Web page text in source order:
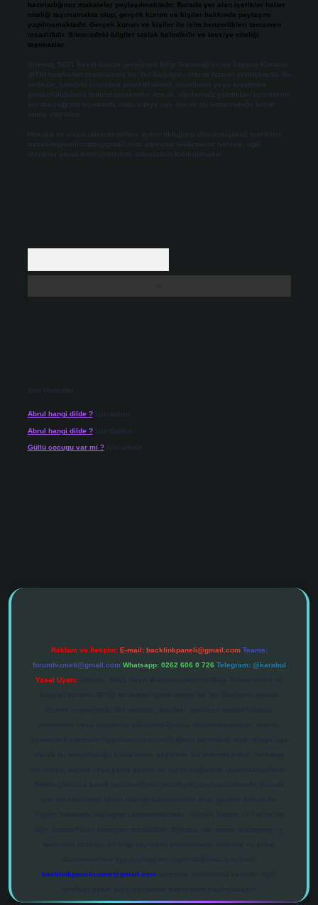
hazırladığımız makaleler paylaşılmaktadır. Burada yer alan içerikler haber
niteliği taşımamakta olup, gerçek kurum ve kişiler hakkında paylaşım
yapılmamaktadır. Gerçek kurum ve kişiler ile isim benzerlikleri tamamen
tesadüfidir. Sitemizdeki bilgiler taslak halindedir ve tavsiye niteliği
taşımazlar.
Sitemiz, 5651 Sayılı Kanun gereğince Bilgi Teknolojileri ve İletişim Kurumu
(BTK) tarafından onaylanmış bir Yer Sağlayıcı olarak hizmet vermektedir. Bu
nedenle, sitedeki içerikleri proaktif olarak denetleme veya araştırma
yükümlülüğümüz bulunmamaktadır. Ancak, üyelerimiz yazdıkları içeriklerin
sorumluluğunu taşımakta olup, siteye üye olarak bu sorumluluğu kabul
etmiş sayılırlar.
Hukuka ve yasal düzenlemelere aykırı olduğunu düşündüğünüz içerikleri,
backlinkpanelicomtr@gmail.com adresine bildirmeniz halinde, ilgili
içerikler yasal süre içerisinde sitemizden kaldırılacaktır.
Son Yorumlar
Abrul hangi dilde ?için admin
Abrul hangi dilde ?için Gülten
Güllü cocugu var mi ?için admin
Reklam ve İletişim: E-mail: backlinkpaneli@gmail.com Teams:
forumhizmeti@gmail.com Whatsapp: 0262 606 0 726 Telegram: @karabul
Yasal Uyarı:
backlinkpanelicomtr@gmail.com